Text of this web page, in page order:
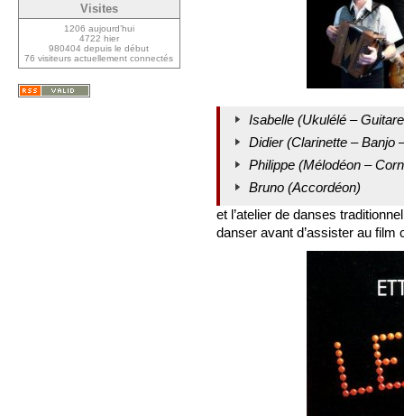
Isabelle (Ukulélé –
Didier (Clarinette – Banjo
Philippe (Mélodéon –
Bruno (Accordéon)
et l’atelier de danses
danser avant d’assister au
Visites
1206 aujourd’hui
4722 hier
980404 depuis le début
76 visiteurs actuellement connectés